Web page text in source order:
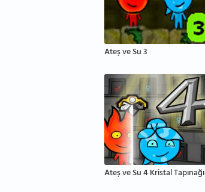
Ateş ve Su 3
Ateş ve Su 4 Kristal Tapınağı